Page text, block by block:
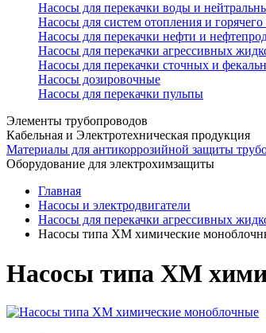
Насосы для перекачки воды и
Насосы для систем отопления и
Насосы для перекачки нефти и
Насосы для перекачки агрессивных
Насосы для перекачки сточных и
Насосы дозировочные
Насосы для перекачки пульпы
Элементы трубопроводов
Кабельная и Электротехническая продукция
Материалы для антикоррозийной защиты
Оборудование для электрохимзащиты
Главная
Насосы и электродвигатели
Насосы для перекачки агрессивных
Насосы типа ХМ химические
Насосы типа ХМ